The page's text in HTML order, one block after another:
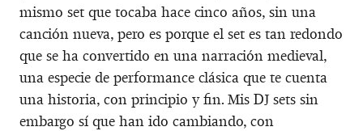
mismo set que tocaba hace cinco años, sin una
canción nueva, pero es porque el set es tan redondo
que se ha convertido en una narración medieval,
una especie de performance clásica que te cuenta
una historia, con principio y fin. Mis DJ sets sin
embargo sí que han ido cambiando, con